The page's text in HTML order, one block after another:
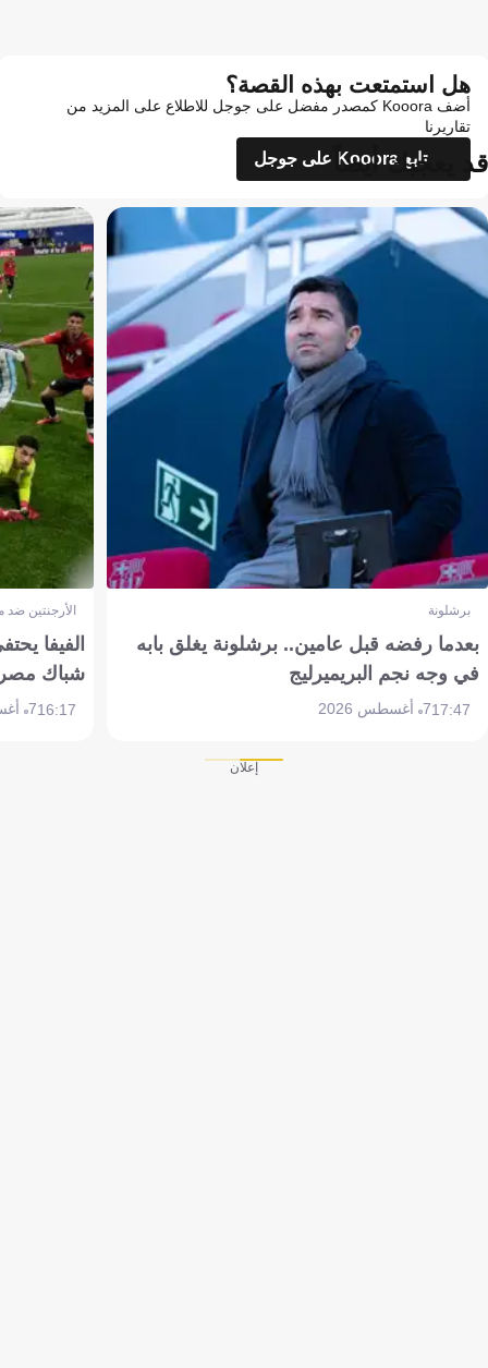
هل استمتعت بهذه القصة؟
أضف Kooora كمصدر مفضل على جوجل للاطلاع على المزيد من
تقاريرنا
تابع Kooora على جوجل
قد يعجبك أيضاً
برشلونة
بعدما رفضه قبل عامين.. برشلونة يغلق بابه
في وجه نجم البريميرليج
17:477 أغسطس 2026
الأرجنتين
الفيفا
شباك
16:177 أغسطس 2026
إعلان